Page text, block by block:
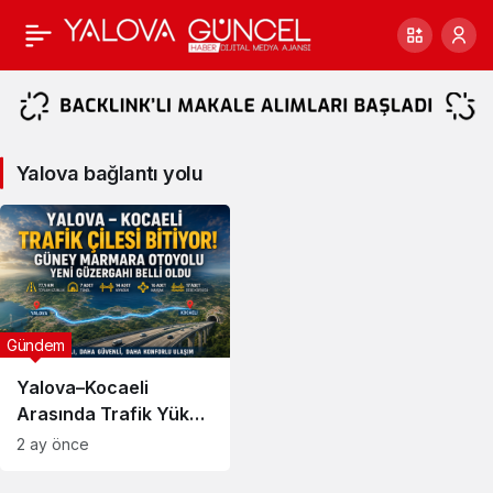
Yalova
bağlantı
yolu
Haberleri
Yalova bağlantı yolu
Yalova–Kocaeli
Arasında Trafik Yükü
Hafifliyor
Gündem
2 ay önce